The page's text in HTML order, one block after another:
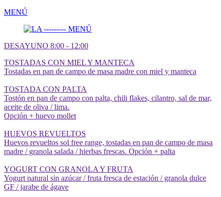
MENÚ
DESAYUNO 8:00 - 12:00
TOSTADAS CON MIEL Y MANTECA
Tostadas en pan de campo de masa madre con miel y manteca
TOSTADA CON PALTA
Tostón en pan de campo con palta, chili flakes, cilantro, sal de mar,
aceite de oliva / lima.
Opción + huevo mollet
HUEVOS REVUELTOS
Huevos revueltos sol free range, tostadas en pan de campo de masa
madre / granola salada / hierbas frescas. Opción + palta
YOGURT CON GRANOLA Y FRUTA
Yogurt natural sin azúcar / fruta fresca de estación / granola dulce
GF / jarabe de ágave